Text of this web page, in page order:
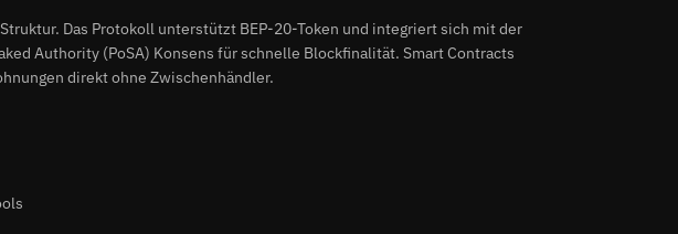
Das Protokoll unterstützt BEP-20-Token und integriert sich mit der
Authority (PoSA) Konsens für schnelle Blockfinalität. Smart Contracts
direkt ohne Zwischenhändler.